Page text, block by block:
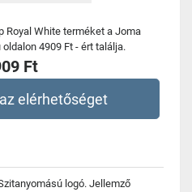
Royal White terméket a Joma
4909 Ft - ért találja.
Ft
elérhetőséget
logó. Jellemző